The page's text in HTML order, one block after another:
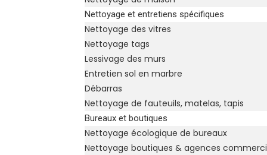
Nettoyage et entretiens spécifiques
Nettoyage des vitres
Nettoyage tags
Lessivage des murs
Entretien sol en marbre
Débarras
Nettoyage de fauteuils, matelas, tapis
Bureaux et boutiques
Nettoyage écologique de bureaux
Nettoyage boutiques & agences